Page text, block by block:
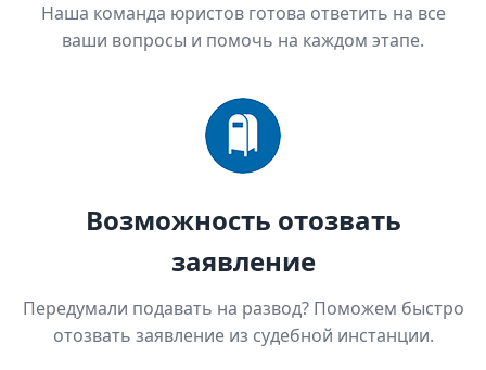
Наша команда юристов готова ответить на все
ваши вопросы и помочь на каждом этапе.
Возможность отозвать
заявление
Передумали подавать на развод? Поможем быстро
отозвать заявление из судебной инстанции.